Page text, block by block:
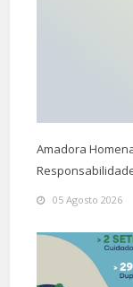
Amadora
05 Agosto 2026